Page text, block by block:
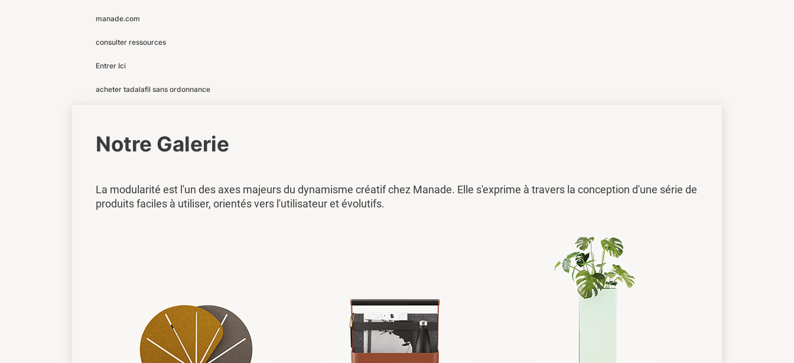
manade.com
consulter ressources
Entrer Ici
acheter tadalafil sans ordonnance
Notre Galerie
La modularité est l'un des axes majeurs du dynamisme créatif chez Manade. Elle s'exprime à travers la conception d'une série de
produits faciles à utiliser, orientés vers l'utilisateur et évolutifs.